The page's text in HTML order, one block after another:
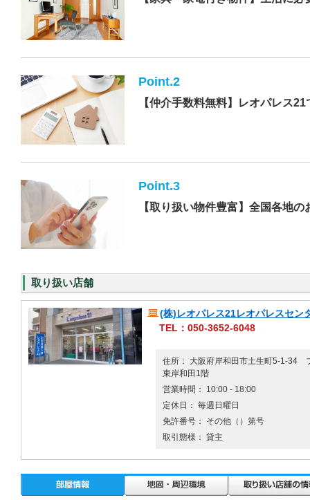
Point.2
【仲介手数料無料】レオパレス
Point.3
【取り扱い物件豊富】全国各地
取り扱い店舗
(株)レオパレス21レオパレスセン
TEL：050-3652-6048
住所： 大阪府岸和田市土生町5-1-34
東岸和田1階
営業時間： 10:00 - 18:00
定休日： 毎週日曜日
免許番号： その他（）第号
取引態様： 貸主